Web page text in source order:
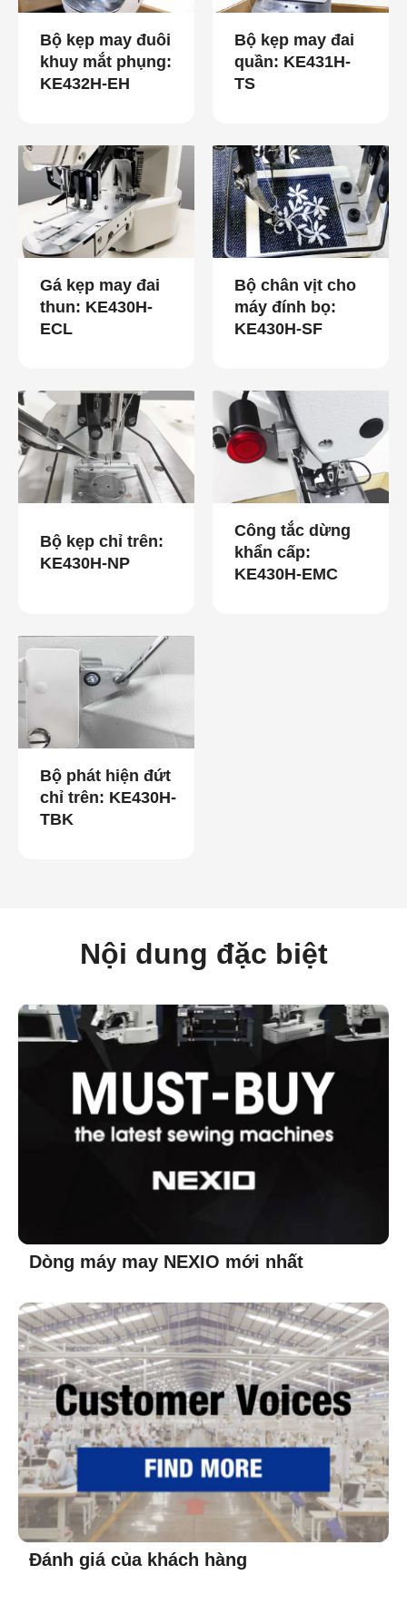
Bộ kẹp may đuôi
khuy mắt phụng:
KE432H-EH
Bộ kẹp may đai
quần: KE431H-
TS
Gá kẹp may đai
thun: KE430H-
ECL
Bộ chân vịt cho
máy đính bọ:
KE430H-SF
Bộ kẹp chỉ trên:
KE430H-NP
Công tắc dừng
khẩn cấp:
KE430H-EMC
Bộ phát hiện đứt
chỉ trên: KE430H-
TBK
Nội dung đặc biệt
Dòng máy may NEXIO mới nhất
Đánh giá của khách hàng